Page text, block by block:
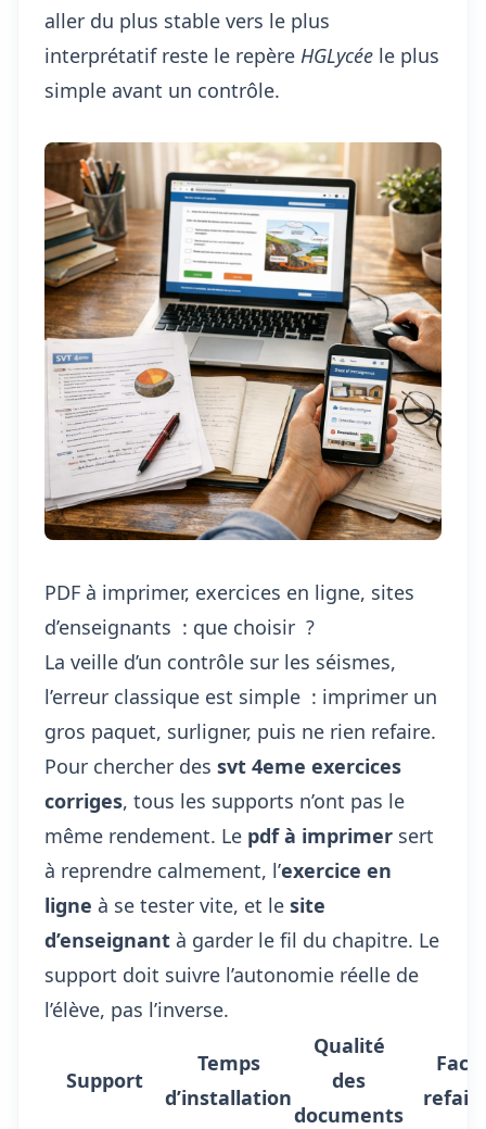
aller du plus stable vers le plus
interprétatif reste le repère HGLycée le plus
simple avant un contrôle.
PDF à imprimer, exercices en ligne, sites
d’enseignants : que choisir ?
La veille d’un contrôle sur les séismes,
l’erreur classique est simple : imprimer un
gros paquet, surligner, puis ne rien refaire.
Pour chercher des svt 4eme exercices
corriges, tous les supports n’ont pas le
même rendement. Le pdf à imprimer sert
à reprendre calmement, l’exercice en
ligne à se tester vite, et le site
d’enseignant à garder le fil du chapitre. Le
support doit suivre l’autonomie réelle de
l’élève, pas l’inverse.
Support
Temps
d’installation
Qualité
des
documents